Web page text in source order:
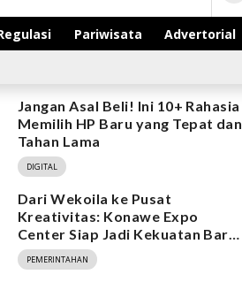
Pariwisata
Advertorial
Jangan Asal Beli! Ini 10+ Rahasia
Memilih HP Baru yang Tepat dan
Tahan Lama
DIGITAL
Dari Wekoila ke Pusat
Kreativitas: Konawe Expo
Center Siap Jadi Kekuatan Baru
Ekonomi
PEMERINTAHAN